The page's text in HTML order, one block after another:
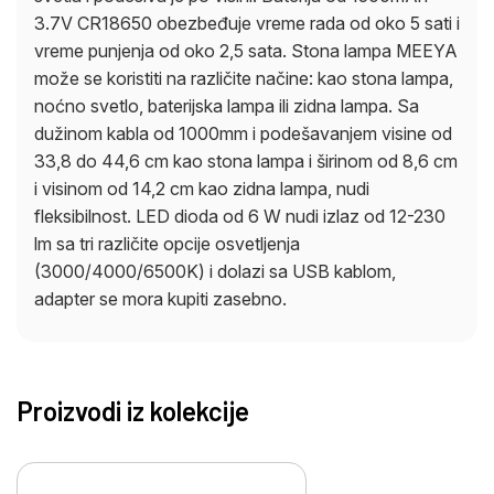
3.7V CR18650 obezbeđuje vreme rada od oko 5 sati i
vreme punjenja od oko 2,5 sata. Stona lampa MEEYA
može se koristiti na različite načine: kao stona lampa,
noćno svetlo, baterijska lampa ili zidna lampa. Sa
dužinom kabla od 1000mm i podešavanjem visine od
33,8 do 44,6 cm kao stona lampa i širinom od 8,6 cm
i visinom od 14,2 cm kao zidna lampa, nudi
fleksibilnost. LED dioda od 6 W nudi izlaz od 12-230
lm sa tri različite opcije osvetljenja
(3000/4000/6500K) i dolazi sa USB kablom,
adapter se mora kupiti zasebno.
Proizvodi iz kolekcije